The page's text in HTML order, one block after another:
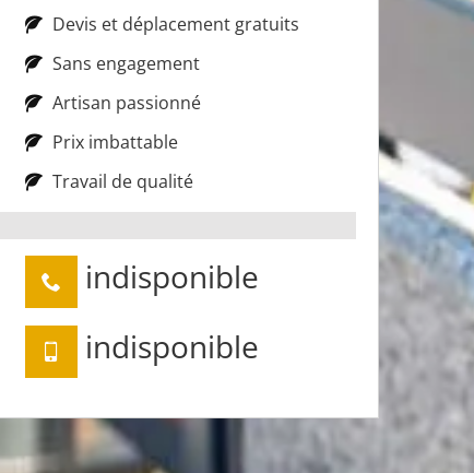
Devis et déplacement gratuits
Sans engagement
Artisan passionné
Prix imbattable
Travail de qualité
indisponible
indisponible